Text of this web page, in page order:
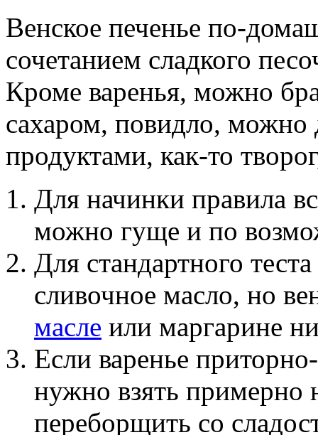
Венское печенье по-
сочетанием сладкого
Кроме варенья, можно
сахаром, повидло, можно
продуктами, как-то
Для начинки правила
можно гуще и по
Для стандартного
сливочное масло, но
масле или маргарине
Если варенье
нужно взять примерно
переборщить со